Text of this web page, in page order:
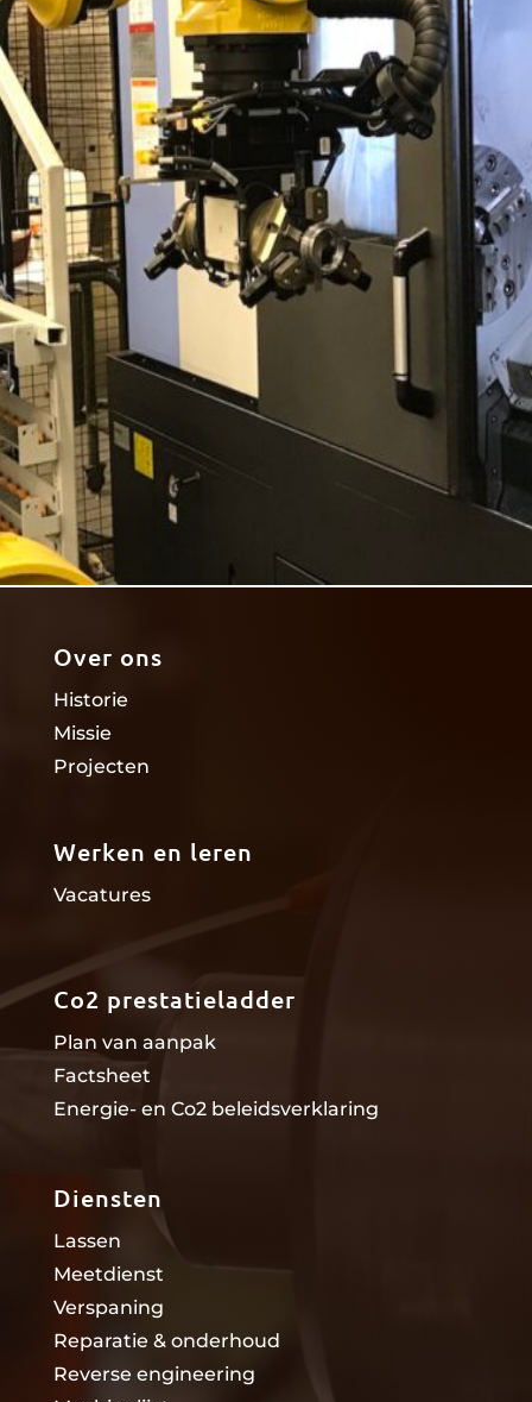
Over ons
Historie
Missie
Projecten
Werken en leren
Vacatures
Co2 prestatieladder
Plan van aanpak
Factsheet
Energie- en Co2 beleidsverklaring
Diensten
Lassen
Meetdienst
Verspaning
Reparatie & onderhoud
Reverse engineering